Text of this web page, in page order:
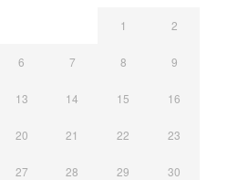
1 2
6 7 8 9
13 14 15 16
20 21 22 23
27 28 29 30